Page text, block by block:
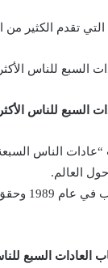
التي تقدم الكثير من
السبع للناس
السبع للناس
“عادات الناس
حول العالم.
العادات السبع